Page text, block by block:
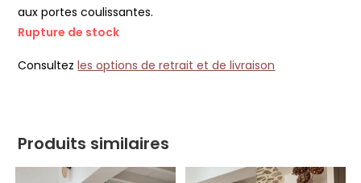
aux portes coulissantes.
Rupture de stock
Consultezles options de retrait et de livraison
Produits similaires